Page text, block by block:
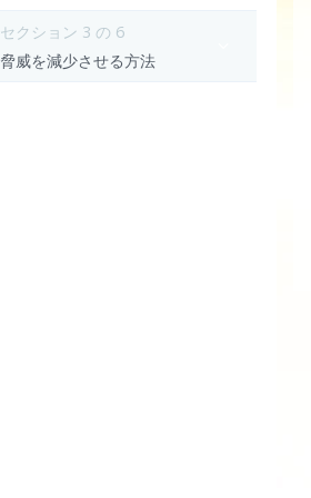
セクション 3 の 6
脅威を減少させる方法